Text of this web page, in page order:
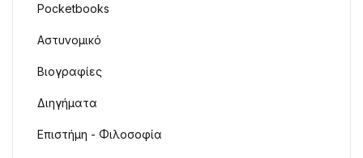
Pocketbooks
Αστυνομικό
Βιογραφίες
Διηγήματα
Επιστήμη - Φιλοσοφία